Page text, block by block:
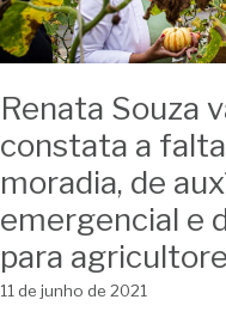
Renata Souza
constata a
moradia, de
emergencial e
para
11 de junho de 2021